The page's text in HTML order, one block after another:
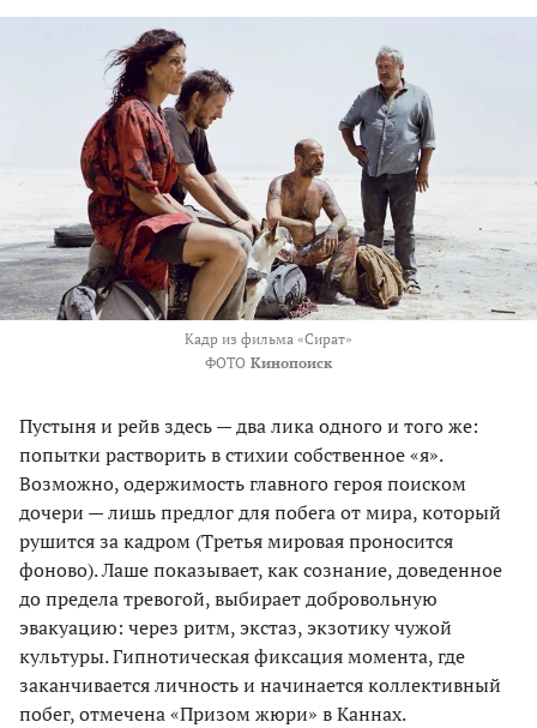
Кадр из фильма «Сират»
ФОТО Кинопоиск
Пустыня и рейв здесь — два лика одного и того же:
попытки растворить в стихии собственное «я».
Возможно, одержимость главного героя поиском
дочери — лишь предлог для побега от мира, который
рушится за кадром (Третья мировая проносится
фоново). Лаше показывает, как сознание, доведенное
до предела тревогой, выбирает добровольную
эвакуацию: через ритм, экстаз, экзотику чужой
культуры. Гипнотическая фиксация момента, где
заканчивается личность и начинается коллективный
побег, отмечена «Призом жюри» в Каннах.